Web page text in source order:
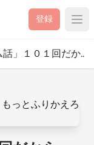
登録
話」１０１回だか..